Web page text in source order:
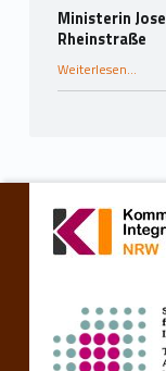
Ministerin
Rheinstraße
Weiterlesen“Ministerin Josefine Paul zu
…